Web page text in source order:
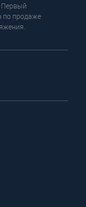
Первый
по продаже